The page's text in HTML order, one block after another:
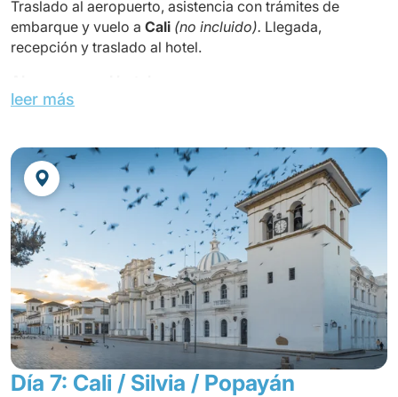
Traslado al aeropuerto, asistencia con trámites de
embarque y vuelo a Cali (no incluido). Llegada,
recepción y traslado al hotel.
de Caicedo y Cuero, la Catedral, el Palacio Nacional y la
iglesia de "La Ermita", de estilo gótico, construida en
1939. El recorrido continúa con la estatua del fundador
de Cali, Sebastián de Belalcázar, ubicada en la parte
elevada del Parque Municipal Acueducto. Este mirador
ofrece una magnífica vista de la ciudad. Finalizamos este
recorrido con la Iglesia de San Antonio, con vistas a la
zona más popular de lo que se conoce como Cali Vieja.
Regreso al hotel.
Cena
y alojamiento en el hotel.
leer más
Día 7: Cali / Silvia / Popayán